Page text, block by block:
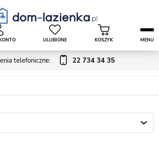
telefoniczne: 22 734 34 35
ULUBIONE KOSZYK MENU